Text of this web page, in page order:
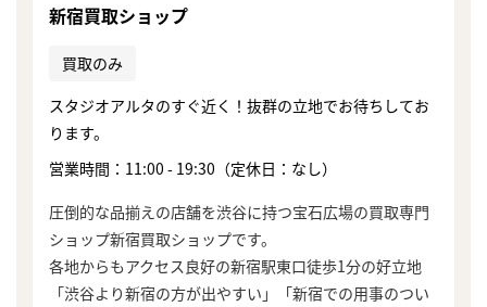
新宿買取ショップ
買取のみ
スタジオアルタのすぐ近く！抜群の立地でお待ちしてお
ります。
営業時間：11:00 - 19:30（定休日：なし）
圧倒的な品揃えの店舗を渋谷に持つ宝石広場の買取専門
ショップ新宿買取ショップです。
各地からもアクセス良好の新宿駅東口徒歩1分の好立地
「渋谷より新宿の方が出やすい」「新宿での用事のつい